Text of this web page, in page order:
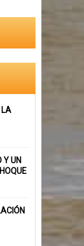
LA
Y UN